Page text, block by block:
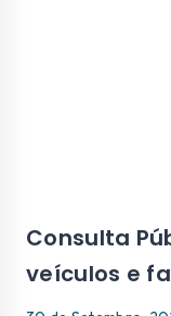
Consulta
veículos e